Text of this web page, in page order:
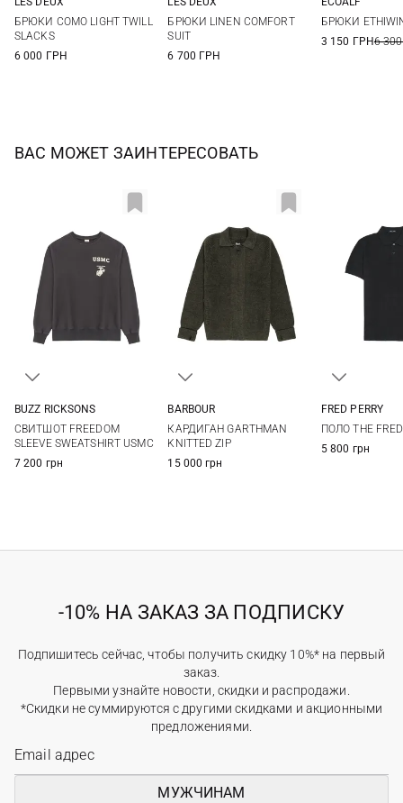
36/34
БРЮКИ COMO LIGHT TWILL
SLACKS
6 000 ГРН
36/34
БРЮКИ LINEN COMFORT
SUIT
6 700 ГРН
БРЮКИ
3 150 ГРН6
ВАС МОЖЕТ ЗАИНТЕРЕСОВАТЬ
BUZZ RICKSONS
СВИТШОТ FREEDOM
SLEEVE SWEATSHIRT USMC
7 200 грн
XXL
BARBOUR
КАРДИГАН GARTHMAN
KNITTED ZIP
15 000 грн
FRED PERRY
ПОЛО THE
5 800 грн
-10% НА ЗАКАЗ ЗА ПОДПИСКУ
Подпишитесь сейчас, чтобы получить скидку 10%* на первый
заказ.
Первыми узнайте новости, скидки и распродажи.
*Скидки не суммируются с другими скидками и акционными
предложениями.
МУЖЧИНАМ